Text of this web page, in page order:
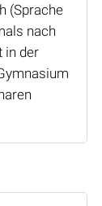
(Sprache
nach
in der